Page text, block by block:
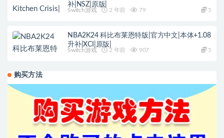
补|NSZ|原版|
Switch游戏 2 年前 79 5
NBA2K24 科比布莱恩特版|官方中文|本体+1.08
升补|XCI|原版|
Switch游戏 2 年前 907 5
购买方法